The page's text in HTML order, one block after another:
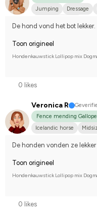
Jumping
Dressage
De hond vond het bot lekker.
Toon origineel
Hondenkauwstick Lollipop mix
0 likes
Veronica R
Fence mending
Icelandic horse
De honden vonden ze lekker
Toon origineel
Hondenkauwstick Lollipop mix
0 likes